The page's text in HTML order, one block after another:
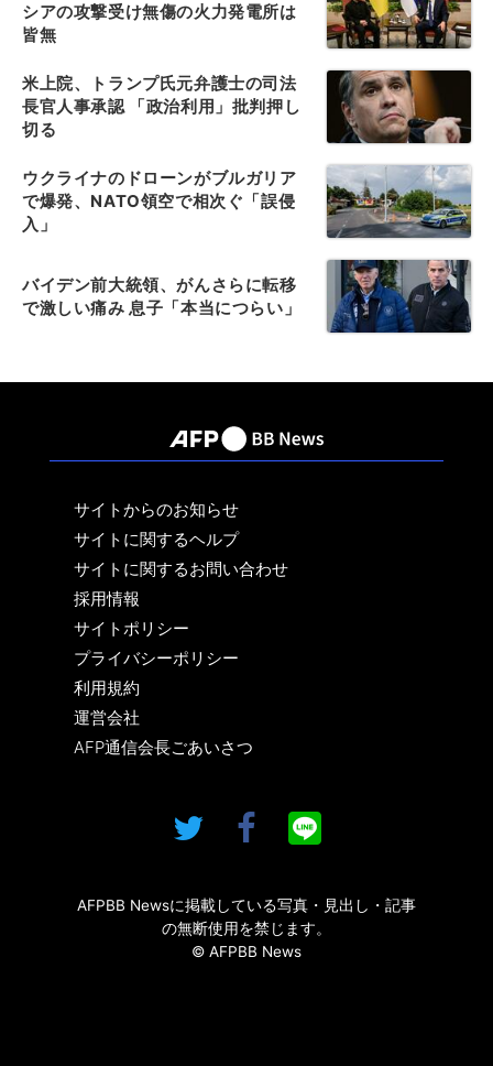
シアの攻撃受け無傷の火力発電所は
皆無
米上院、トランプ氏元弁護士の司法
長官人事承認 「政治利用」批判押し
切る
ウクライナのドローンがブルガリア
で爆発、NATO領空で相次ぐ「誤侵
入」
バイデン前大統領、がんさらに転移
で激しい痛み 息子「本当につらい」
サイトからのお知らせ
サイトに関するヘルプ
サイトに関するお問い合わせ
採用情報
サイトポリシー
プライバシーポリシー
利用規約
運営会社
AFP通信会長ごあいさつ
AFPBB Newsに掲載している写真・見出し・記事
の無断使用を禁じます。
© AFPBB News